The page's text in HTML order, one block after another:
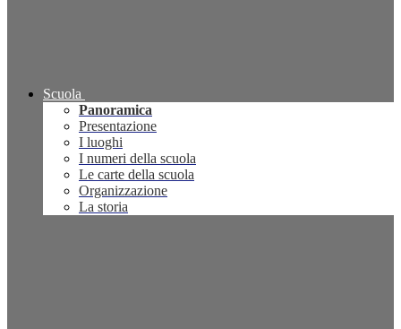
Scuola
Panoramica
Presentazione
I luoghi
I numeri della scuola
Le carte della scuola
Organizzazione
La storia